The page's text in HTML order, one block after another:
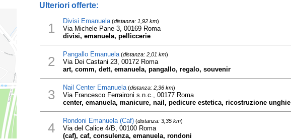
Ulteriori offerte:
1 Divisi Emanuela(distanza: 1,92 km)
Via Michele Pane 3, 00169 Roma
divisi, emanuela, pelliccerie
2 Pangallo Emanuela(distanza: 2,01 km)
Via Dei Castani 23, 00172 Roma
art, comm, dett, emanuela, pangallo, regalo, souvenir
3 Nail Center Emanuela(distanza: 2,36 km)
Via Francesco Ferraironi s.n.c., 00177 Roma
center, emanuela, manicure, nail, pedicure estetica, ricostruzione unghie
4 Rondoni Emanuela (Caf)(distanza: 3,35 km)
Via del Calice 4/B, 00100 Roma
(caf), caf, consulenza, emanuela, rondoni